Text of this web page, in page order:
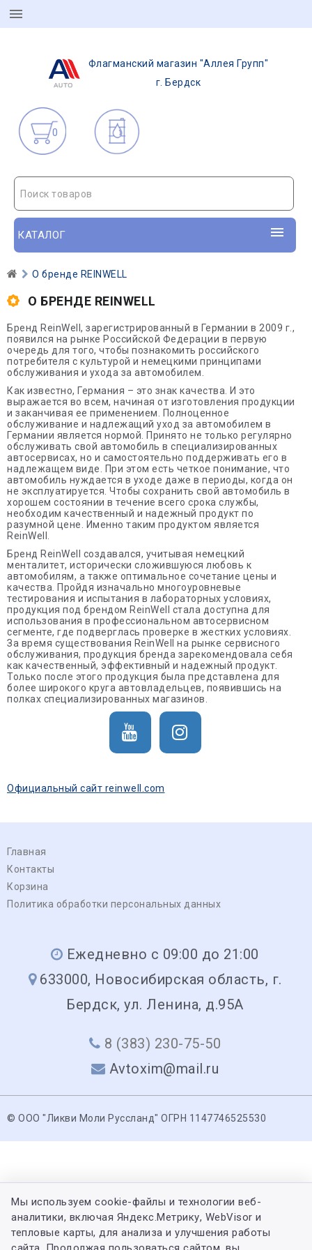
Флагманский магазин "Аллея Групп"
г. Бердск
0
Поиск товаров
КАТАЛОГ
О бренде REINWELL
О БРЕНДЕ REINWELL
Бренд ReinWell, зарегистрированный в Германии в 2009 г.,
появился на рынке Российской Федерации в первую
очередь для того, чтобы познакомить российского
потребителя с культурой и немецкими принципами
обслуживания и ухода за автомобилем.
Как известно, Германия – это знак качества. И это
выражается во всем, начиная от изготовления продукции
и заканчивая ее применением. Полноценное
обслуживание и надлежащий уход за автомобилем в
Германии является нормой. Принято не только регулярно
обслуживать свой автомобиль в специализированных
автосервисах, но и самостоятельно поддерживать его в
надлежащем виде. При этом есть четкое понимание, что
автомобиль нуждается в уходе даже в периоды, когда он
не эксплуатируется. Чтобы сохранить свой автомобиль в
хорошем состоянии в течение всего срока службы,
необходим качественный и надежный продукт по
разумной цене. Именно таким продуктом является
ReinWell.
Бренд ReinWell создавался, учитывая немецкий
менталитет, исторически сложившуюся любовь к
автомобилям, а также оптимальное сочетание цены и
качества. Пройдя изначально многоуровневые
тестирования и испытания в лабораторных условиях,
продукция под брендом ReinWell стала доступна для
использования в профессиональном автосервисном
сегменте, где подверглась проверке в жестких условиях.
За время существования ReinWell на рынке сервисного
обслуживания, продукция бренда зарекомендовала себя
как качественный, эффективный и надежный продукт.
Только после этого продукция была представлена для
более широкого круга автовладельцев, появившись на
полках специализированных магазинов.
Официальный сайт reinwell.com
Главная
Контакты
Корзина
Политика обработки персональных данных
Ежедневно с 09:00 до 21:00
633000, Новосибирская область, г.
Бердск, ул. Ленина, д.95А
8 (383) 230-75-50
Avtoxim@mail.ru
© ООО "Ликви Моли Руссланд" ОГРН 1147746525530
Мы используем cookie-файлы и технологии веб-
аналитики, включая Яндекс.Метрику, WebVisor и
тепловые карты, для анализа и улучшения работы